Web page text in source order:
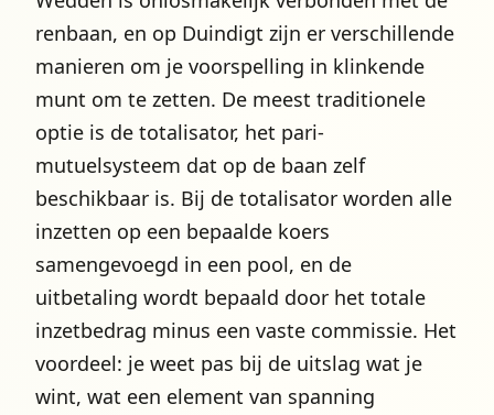
renbaan, en op Duindigt zijn er verschillende
manieren om je voorspelling in klinkende
munt om te zetten. De meest traditionele
optie is de totalisator, het pari-
mutuelsysteem dat op de baan zelf
beschikbaar is. Bij de totalisator worden alle
inzetten op een bepaalde koers
samengevoegd in een pool, en de
uitbetaling wordt bepaald door het totale
inzetbedrag minus een vaste commissie. Het
voordeel: je weet pas bij de uitslag wat je
wint, wat een element van spanning